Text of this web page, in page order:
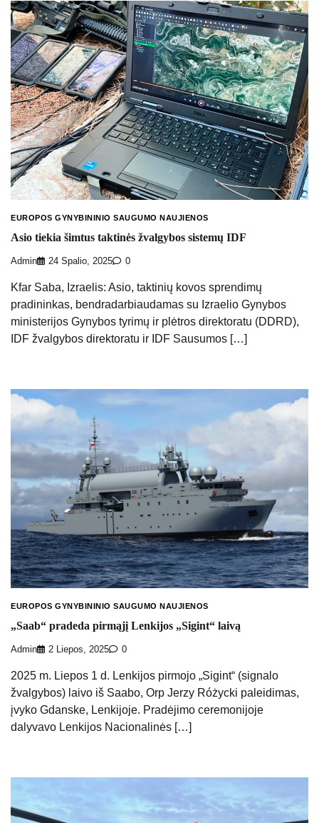
EUROPOS GYNYBININIO SAUGUMO NAUJIENOS
Asio tiekia šimtus taktinės žvalgybos sistemų IDF
Admin 24 Spalio, 2025 0
Kfar Saba, Izraelis: Asio, taktinių kovos sprendimų
pradininkas, bendradarbiaudamas su Izraelio Gynybos
ministerijos Gynybos tyrimų ir plėtros direktoratu (DDRD),
IDF žvalgybos direktoratu ir IDF Sausumos […]
EUROPOS GYNYBININIO SAUGUMO NAUJIENOS
„Saab“ pradeda pirmąjį Lenkijos „Sigint“ laivą
Admin 2 Liepos, 2025 0
2025 m. Liepos 1 d. Lenkijos pirmojo „Sigint“ (signalo
žvalgybos) laivo iš Saabo, Orp Jerzy Różycki paleidimas,
įvyko Gdanske, Lenkijoje. Pradėjimo ceremonijoje
dalyvavo Lenkijos Nacionalinės […]